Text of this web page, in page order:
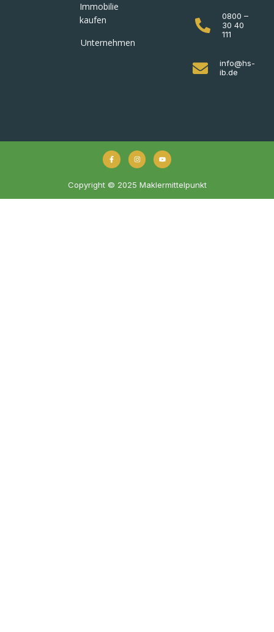
Immobilie
kaufen
Unternehmen
0800 –
30 40
111
info@hs-
ib.de
Copyright © 2025 Maklermittelpunkt